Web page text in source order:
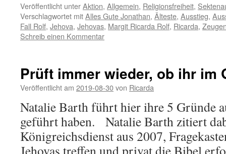
Veröffentlicht unterAktion, Allgemein, Religionsfreiheit,
Verschlagwortet mitAlles Gute Jonathan, Älteste, Ausstieg,
Fall Rolf, Jehova, Jehovas, Margit Ricarda Rolf, Ricarda,
Schreib einen Kommentar
Prüft immer wieder, ob ihr im
Veröffentlicht am 2019-08-30von Ricarda
Natalie Barth führt hier ihre 5 Gründe
geführt haben. Natalie Barth zitiert
Königreichsdienst aus 2007,
Jehovas treffen und privat die Bibel